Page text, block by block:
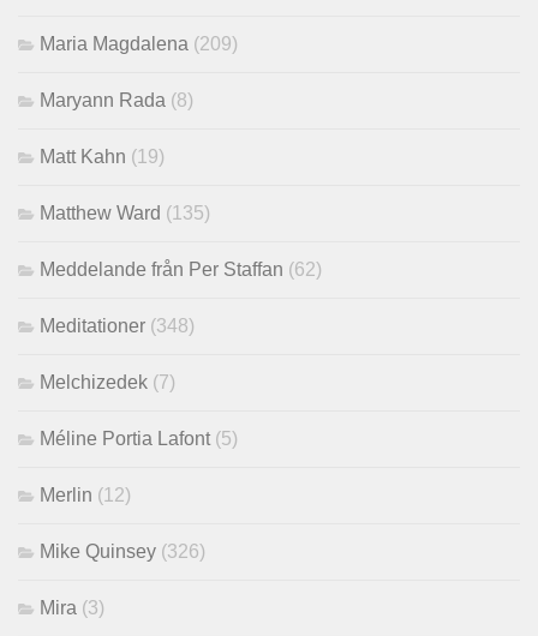
Maria Magdalena (209)
Maryann Rada (8)
Matt Kahn (19)
Matthew Ward (135)
Meddelande från Per Staffan (62)
Meditationer (348)
Melchizedek (7)
Méline Portia Lafont (5)
Merlin (12)
Mike Quinsey (326)
Mira (3)